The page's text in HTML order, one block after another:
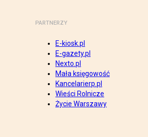
PARTNERZY
E-kiosk.pl
E-gazety.pl
Nexto.pl
Mała księgowość
Kancelarierp.pl
Wieści Rolnicze
Życie Warszawy